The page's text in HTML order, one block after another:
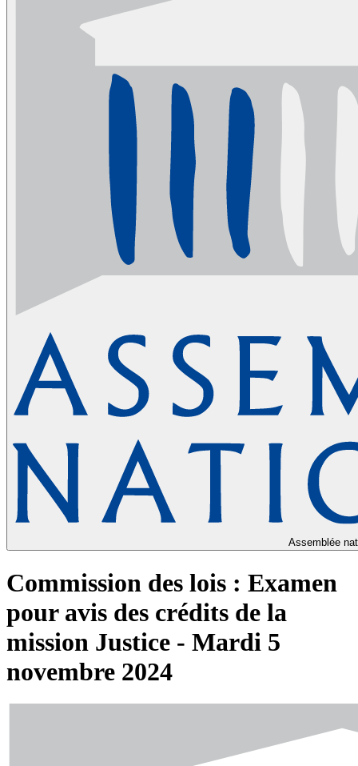
Assemblée
Commission des lois : Examen
pour avis des crédits de la
mission Justice - Mardi 5
novembre 2024